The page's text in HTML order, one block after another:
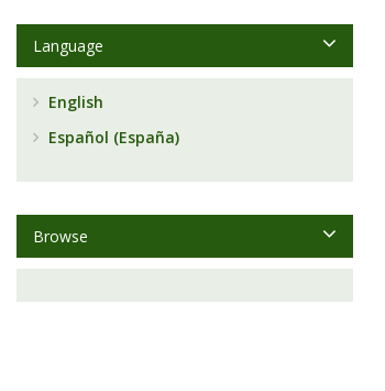
Language
English
Español (España)
Browse